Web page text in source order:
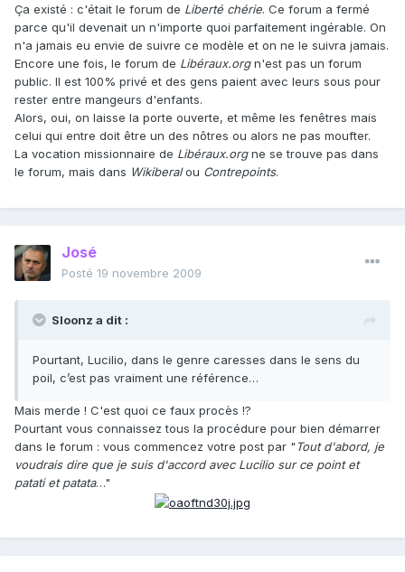
Ça existé : c'était le forum de Liberté chérie. Ce forum a fermé
parce qu'il devenait un n'importe quoi parfaitement ingérable. On
n'a jamais eu envie de suivre ce modèle et on ne le suivra jamais.
Encore une fois, le forum de Libéraux.orgn'est pas un forum
public. Il est 100% privé et des gens paient avec leurs sous pour
rester entre mangeurs d'enfants.
Alors, oui, on laisse la porte ouverte, et même les fenêtres mais
celui qui entre doit être un des nôtres ou alors ne pas moufter.
La vocation missionnaire de Libéraux.orgne se trouve pas dans
le forum, mais dans Wikiberalou Contrepoints.
José
Posté 19 novembre 2009
Sloonz a dit :
Pourtant, Lucilio, dans le genre caresses dans le sens du
poil, c’est pas vraiment une référence…
Mais merde ! C'est quoi ce faux procès !?
Pourtant vous connaissez tous la procédure pour bien démarrer
dans le forum : vous commencez votre post par "Tout d'abord, je
voudrais dire que je suis d'accord avec Lucilio sur ce point et
patati et patata…"